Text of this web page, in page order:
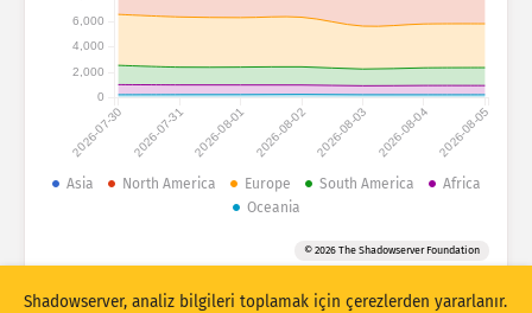
Saldırı istatistikleri: Cihazlar
Ülkeler
Veri kümesi
Sınır
Üst üste binen
Sonuçları otomatik olarak güncelle
2026-07-30 2026-07-31 2026-08-01 2026-08-02 2026-08-03 2026-08-04 2026-08-05
0
2,000
4,000
6,000
Asia North America Europe South America
Africa
Oceania
© 2026 The Shadowserver Foundation
Shadowserver, analiz bilgileri toplamak için çerezlerden yararlanır.